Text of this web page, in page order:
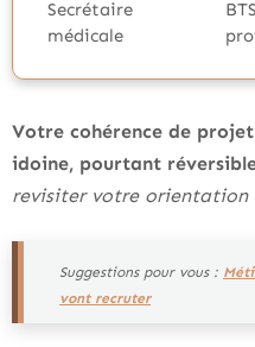
Secrétaire
médicale
Votre cohérence de
idoine, pourtant
revisiter votre orientation
Suggestions pour vous :
vont recruter